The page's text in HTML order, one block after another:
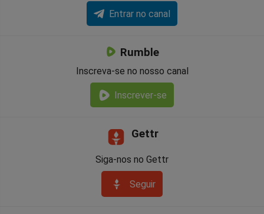
Entrar no canal
Rumble
Inscreva-se no nosso canal
Inscrever-se
Gettr
Siga-nos no Gettr
Seguir